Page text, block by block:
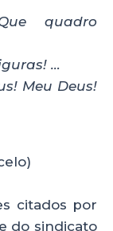
quadro
…
Meu Deus!
citados por
do sindicato